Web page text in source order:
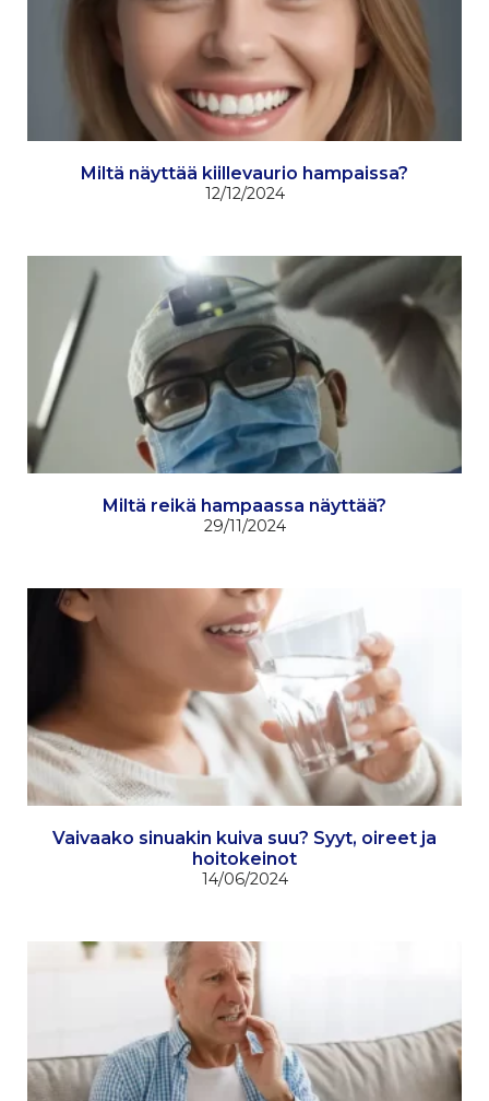
Miltä näyttää kiillevaurio hampaissa?
12/12/2024
Miltä reikä hampaassa näyttää?
29/11/2024
Vaivaako sinuakin kuiva suu? Syyt, oireet ja
hoitokeinot
14/06/2024